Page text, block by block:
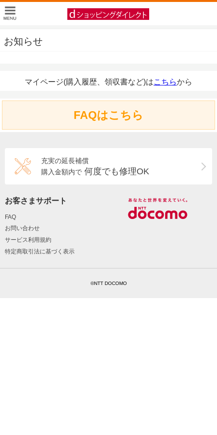
お知らせ
マイページ(購入履歴、領収書など)はこちらから
FAQはこちら
充実の延長補償
購入金額内で 何度でも修理OK
お客さまサポート
FAQ
お問い合わせ
サービス利用規約
特定商取引法に基づく表示
©NTT DOCOMO